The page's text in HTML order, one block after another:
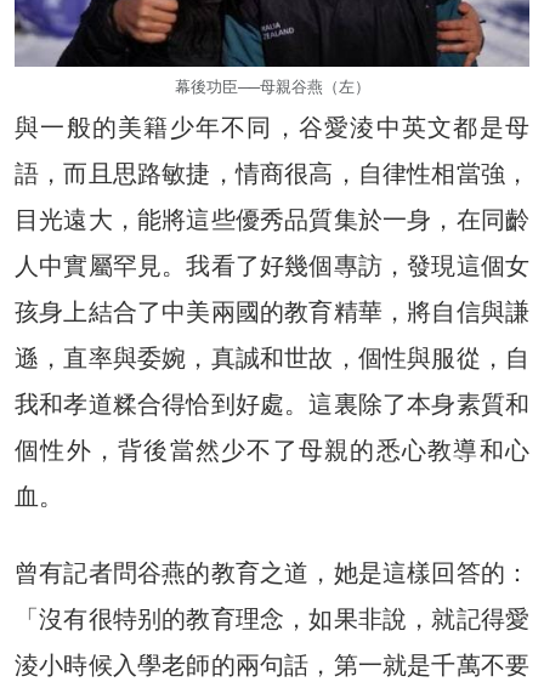
幕後功臣──母親谷燕（左）
與一般的美籍少年不同，谷愛淩中英文都是母
語，而且思路敏捷，情商很高，自律性相當強，
目光遠大，能將這些優秀品質集於一身，在同齡
人中實屬罕見。我看了好幾個專訪，發現這個女
孩身上結合了中美兩國的教育精華，將自信與謙
遜，直率與委婉，真誠和世故，個性與服從，自
我和孝道糅合得恰到好處。這裏除了本身素質和
個性外，背後當然少不了母親的悉心教導和心
血。
曾有記者問谷燕的教育之道，她是這樣回答的：
「沒有很特别的教育理念，如果非說，就記得愛
淩小時候入學老師的兩句話，第一就是千萬不要